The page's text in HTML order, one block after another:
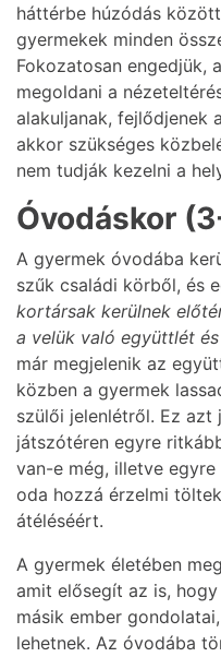
háttérbe húzódás
gyermekek minden
Fokozatosan engedjük,
megoldani a
alakuljanak, fejlődjenek
akkor szükséges
nem tudják kezelni a
Óvodáskor
A gyermek óvodába
szűk családi körből, és
kortársak kerülnek
a velük való együttlét
már megjelenik az
közben a gyermek
szülői jelenlétről. Ez azt
játszótéren egyre
van-e még, illetve
oda hozzá érzelmi
átéléséért.
A gyermek életében
amit elősegít az is,
másik ember
lehetnek. Az óvodába